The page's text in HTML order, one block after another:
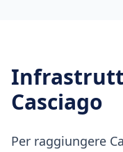
Casciago
Per raggiungere